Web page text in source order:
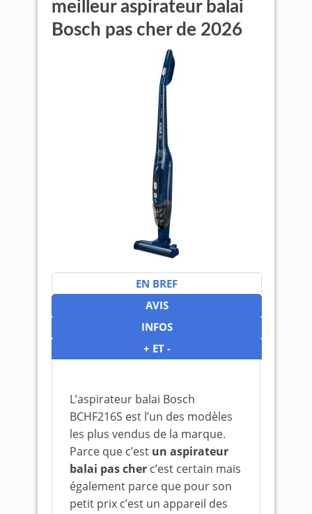
meilleur aspirateur balai
Bosch pas cher de 2026
EN BREF
AVIS
INFOS
+ ET -
L’aspirateur balai Bosch
BCHF216S est l’un des modèles
les plus vendus de la marque.
Parce que c’est un aspirateur
balai pas cher c’est certain mais
également parce que pour son
petit prix c’est un appareil des